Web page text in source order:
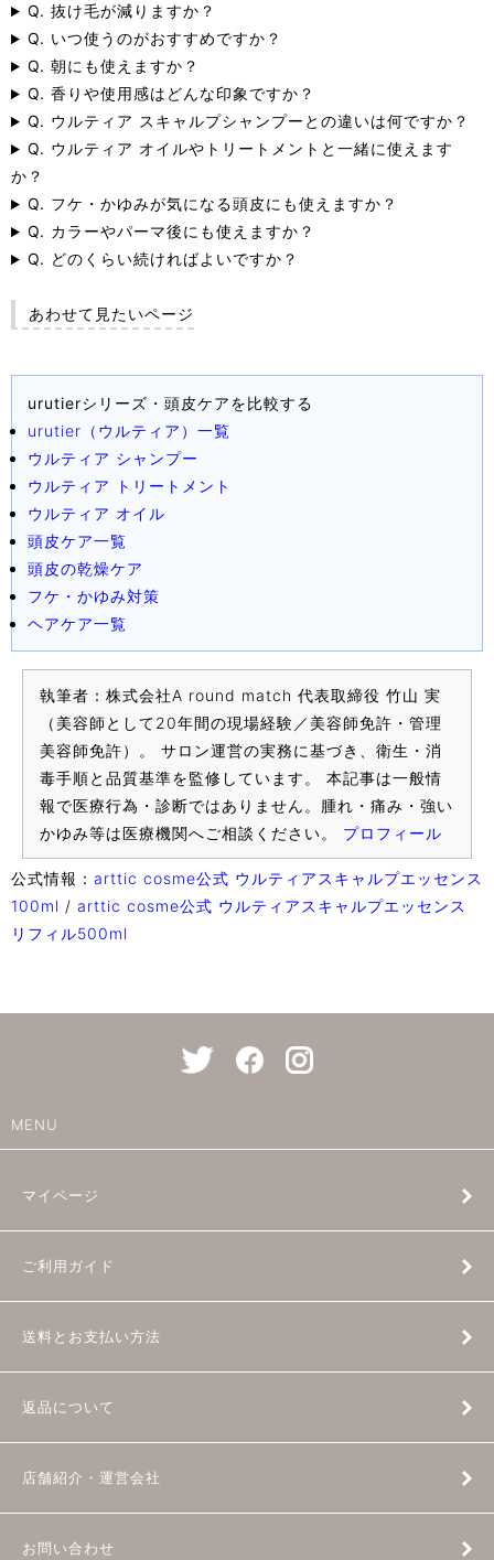
Q. 抜け毛が減りますか？
Q. いつ使うのがおすすめですか？
Q. 朝にも使えますか？
Q. 香りや使用感はどんな印象ですか？
Q. ウルティア スキャルプシャンプーとの違いは何ですか？
Q. ウルティア オイルやトリートメントと一緒に使えます
か？
Q. フケ・かゆみが気になる頭皮にも使えますか？
Q. カラーやパーマ後にも使えますか？
Q. どのくらい続ければよいですか？
あわせて見たいページ
urutierシリーズ・頭皮ケアを比較する
urutier（ウルティア）一覧
ウルティア シャンプー
ウルティア トリートメント
ウルティア オイル
頭皮ケア一覧
頭皮の乾燥ケア
フケ・かゆみ対策
ヘアケア一覧
執筆者：株式会社A round match 代表取締役 竹山 実
（美容師として20年間の現場経験／美容師免許・管理
美容師免許）。 サロン運営の実務に基づき、衛生・消
毒手順と品質基準を監修しています。 本記事は一般情
報で医療行為・診断ではありません。腫れ・痛み・強い
かゆみ等は医療機関へご相談ください。 プロフィール
公式情報： arttic cosme公式 ウルティアスキャルプエッセンス
100ml / arttic cosme公式 ウルティアスキャルプエッセンス
リフィル500ml
MENU
マイページ
ご利用ガイド
送料とお支払い方法
返品について
店舗紹介・運営会社
お問い合わせ